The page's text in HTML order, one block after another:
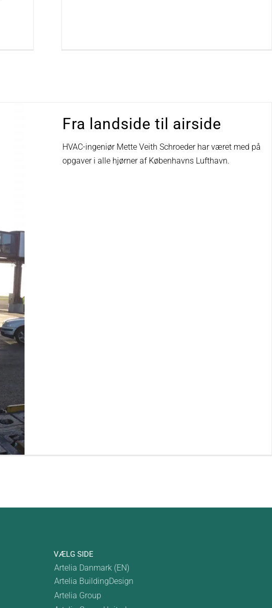
Fra landside til airside
HVAC-ingeniør Mette Veith Schroeder har været med på
opgaver i alle hjørner af Københavns Lufthavn.
VÆLG SIDE
Artelia Danmark (EN)
Artelia BuildingDesign
Artelia Group